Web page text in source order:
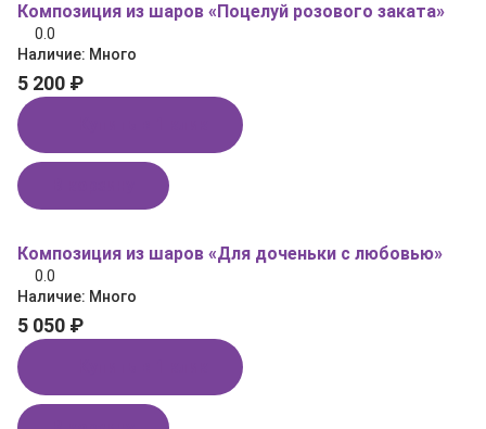
Композиция из шаров «Поцелуй розового заката»
0.0
Наличие: Много
5 200 ₽
Композиция из шаров «Для доченьки с любовью»
0.0
Наличие: Много
5 050 ₽